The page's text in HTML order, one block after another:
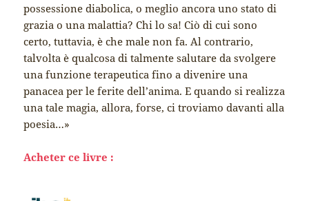
possessione diabolica, o meglio ancora uno stato di
grazia o una malattia? Chi lo sa! Ciò di cui sono
certo, tuttavia, è che male non fa. Al contrario,
talvolta è qualcosa di talmente salutare da svolgere
una funzione terapeutica fino a divenire una
panacea per le ferite dell’anima. E quando si realizza
una tale magia, allora, forse, ci troviamo davanti alla
poesia…»
Acheter ce livre :